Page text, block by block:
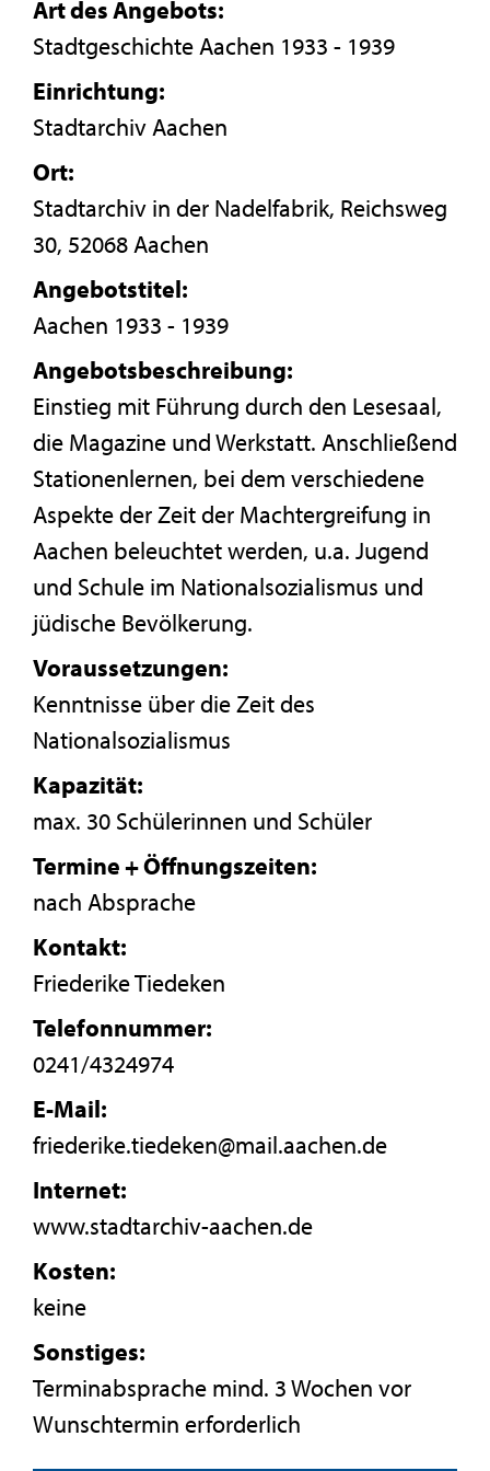
Art des Angebots:
Stadtgeschichte Aachen 1933 - 1939
Einrichtung:
Stadtarchiv Aachen
Ort:
Stadtarchiv in der Nadelfabrik, Reichsweg
30, 52068 Aachen
Angebotstitel:
Aachen 1933 - 1939
Angebotsbeschreibung:
Einstieg mit Führung durch den Lesesaal,
die Magazine und Werkstatt. Anschließend
Stationenlernen, bei dem verschiedene
Aspekte der Zeit der Machtergreifung in
Aachen beleuchtet werden, u.a. Jugend
und Schule im Nationalsozialismus und
jüdische Bevölkerung.
Voraussetzungen:
Kenntnisse über die Zeit des
Nationalsozialismus
Kapazität:
max. 30 Schülerinnen und Schüler
Termine + Öffnungszeiten:
nach Absprache
Kontakt:
Friederike Tiedeken
Telefonnummer:
0241/4324974
E-Mail:
friederike.tiedeken@mail.aachen.de
Internet:
www.stadtarchiv-aachen.de
Kosten:
keine
Sonstiges:
Terminabsprache mind. 3 Wochen vor
Wunschtermin erforderlich